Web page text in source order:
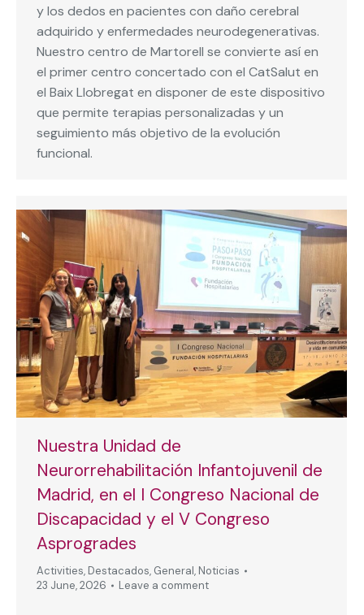
y los dedos en pacientes con daño cerebral
adquirido y enfermedades neurodegenerativas.
Nuestro centro de Martorell se convierte así en
el primer centro concertado con el CatSalut en
el Baix Llobregat en disponer de este dispositivo
que permite terapias personalizadas y un
seguimiento más objetivo de la evolución
funcional.
Nuestra Unidad de
Neurorrehabilitación Infantojuvenil de
Madrid, en el I Congreso Nacional de
Discapacidad y el V Congreso
Asprogrades
Activities, Destacados, General, Noticias
23 June, 2026
Leave a comment